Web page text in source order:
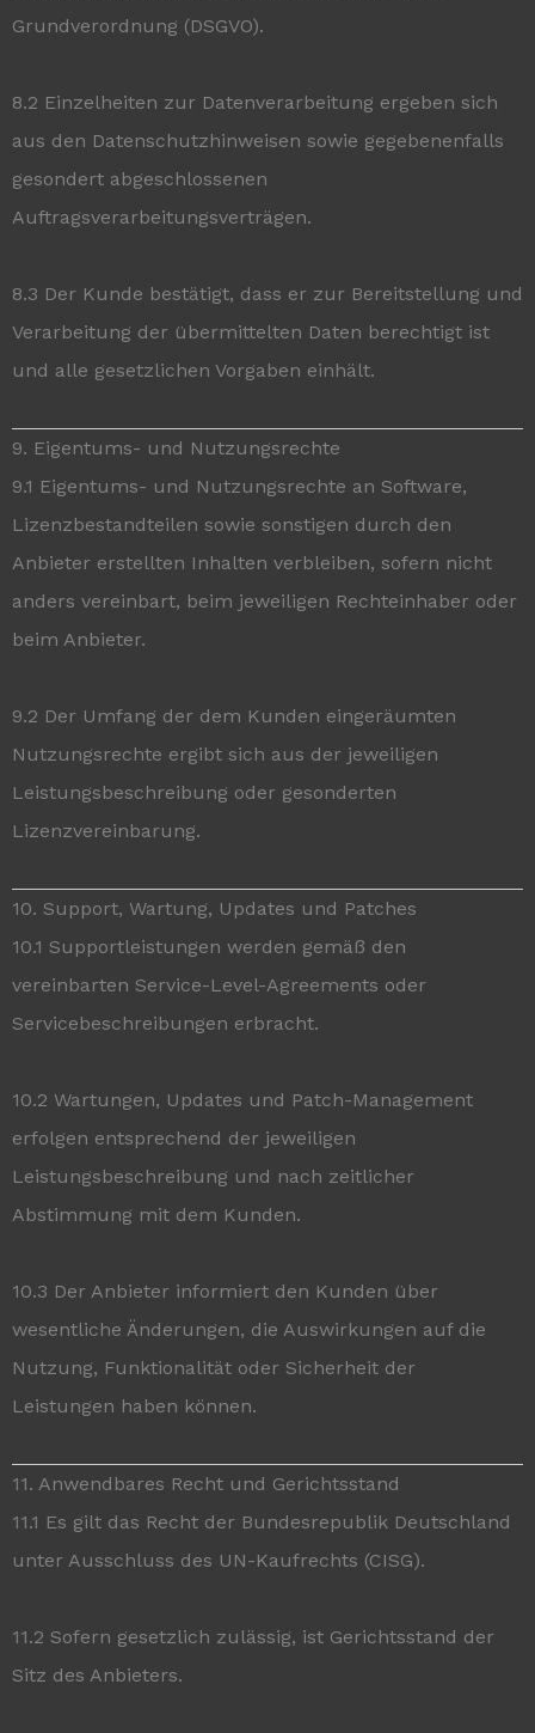
Grundverordnung (DSGVO).
8.2 Einzelheiten zur Datenverarbeitung ergeben sich
aus den Datenschutzhinweisen sowie gegebenenfalls
gesondert abgeschlossenen
Auftragsverarbeitungsverträgen.
8.3 Der Kunde bestätigt, dass er zur Bereitstellung und
Verarbeitung der übermittelten Daten berechtigt ist
und alle gesetzlichen Vorgaben einhält.
9. Eigentums- und Nutzungsrechte
9.1 Eigentums- und Nutzungsrechte an Software,
Lizenzbestandteilen sowie sonstigen durch den
Anbieter erstellten Inhalten verbleiben, sofern nicht
anders vereinbart, beim jeweiligen Rechteinhaber oder
beim Anbieter.
9.2 Der Umfang der dem Kunden eingeräumten
Nutzungsrechte ergibt sich aus der jeweiligen
Leistungsbeschreibung oder gesonderten
Lizenzvereinbarung.
10. Support, Wartung, Updates und Patches
10.1 Supportleistungen werden gemäß den
vereinbarten Service-Level-Agreements oder
Servicebeschreibungen erbracht.
10.2 Wartungen, Updates und Patch-Management
erfolgen entsprechend der jeweiligen
Leistungsbeschreibung und nach zeitlicher
Abstimmung mit dem Kunden.
10.3 Der Anbieter informiert den Kunden über
wesentliche Änderungen, die Auswirkungen auf die
Nutzung, Funktionalität oder Sicherheit der
Leistungen haben können.
11. Anwendbares Recht und Gerichtsstand
11.1 Es gilt das Recht der Bundesrepublik Deutschland
unter Ausschluss des UN-Kaufrechts (CISG).
11.2 Sofern gesetzlich zulässig, ist Gerichtsstand der
Sitz des Anbieters.